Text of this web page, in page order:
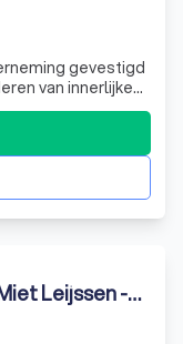
gevestigd
van innerlijke
diensten,
healing en
gebaseerd op het
Leijssen -
Leuven)